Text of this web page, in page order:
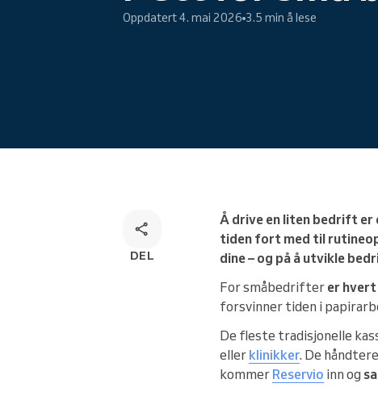
Løsning for bestilling via flere
Oppdatert 4. mai 2026 3.5 min å lese
DEL
Å drive en liten bedrift er
tiden fort med til
dine – og på å utvikle
For småbedrifter er
forsvinner tiden i
De fleste tradisjonelle
eller klinikker. De
kommer Reservio inn og